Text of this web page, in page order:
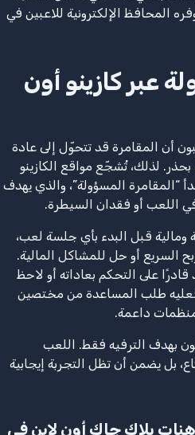
المحافظ الإلكترونية للاعبين في
عبر كازينو أون
أن المقامرة قد تتحوّل إلى عادة
بحذر. لذلك، تُشجّع مواقع الكازينو
“المقامرة المسؤولة”، والذي يهدف
في اللعب أو فقدان السيطرة.
ومالية قبل البدء بأي جلسة لعب،
السريع أو حل للمشاكل المالية.
على التحكم بعاداته أو لاحظ
فعليه طلب المساعدة من مختصين
منظمات داعمة.
بهدف الترفيه فقط. اللعب
بل يضمن أن تظل التجربة إيجابية
بلاك جاك أون لاين في